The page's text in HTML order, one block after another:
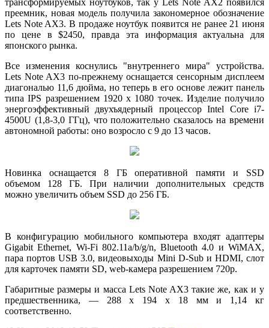
трансформируемых ноутбуков, так у Lets Note AX2 появился
преемник, новая модель получила закономерное обозначение
Lets Note AX3. В продаже ноутбук появится не ранее 21 июня
по цене в $2450, правда эта информация актуальна для
японского рынка.
Все изменения коснулись "внутреннего мира" устройства.
Lets Note AX3 по-прежнему оснащается сенсорным дисплеем
диагональю 11,6 дюйма, но теперь в его основе лежит панель
типа IPS разрешением 1920 х 1080 точек. Изделие получило
энергоэффективный двухъядерный процессор Intel Core i7-
4500U (1,8-3,0 ГГц), что положительно сказалось на времени
автономной работы: оно возросло с 9 до 13 часов.
Новинка оснащается 8 ГБ оперативной памяти и SSD
объемом 128 ГБ. При наличии дополнительных средств
можно увеличить объем SSD до 256 ГБ.
В конфигурацию мобильного компьютера входят адаптеры
Gigabit Ethernet, Wi-Fi 802.11a/b/g/n, Bluetooth 4.0 и WiMAX,
пара портов USB 3.0, видеовыходы Mini D-Sub и HDMI, слот
для карточек памяти SD, web-камера разрешением 720p.
Габаритные размеры и масса Lets Note AX3 такие же, как и у
предшественника, — 288 х 194 х 18 мм и 1,14 кг
соответственно.